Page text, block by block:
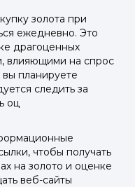
золота при
ежедневно. Это
драгоценных
влияющими на спрос
планируете
следить за
оц
чтобы получать
на золото и оценке
веб-сайты